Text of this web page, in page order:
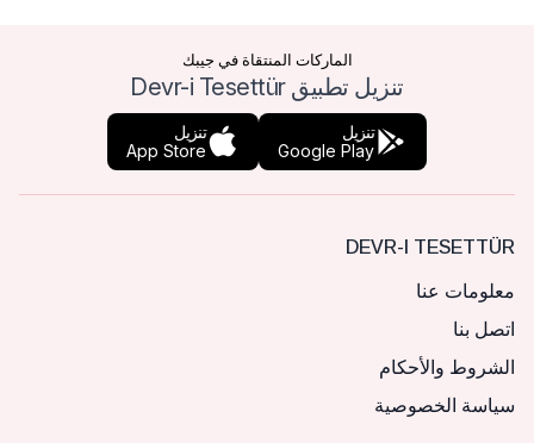
الماركات المنتقاة في جيبك
تنزيل تطبيق Devr-i Tesettür
تنزيل
Google Play
تنزيل
App Store
DEVR-I TESETTÜR
معلومات عنا
اتصل بنا
الشروط والأحكام
سياسة الخصوصية